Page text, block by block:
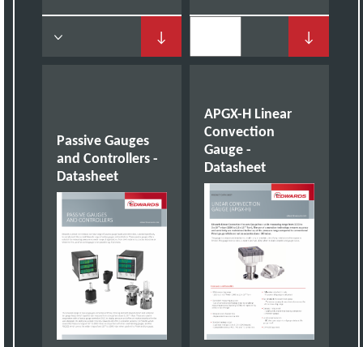
↓ ↓
Passive Gauges
and Controllers -
Datasheet
APGX-H Linear
Convection
Gauge -
Datasheet